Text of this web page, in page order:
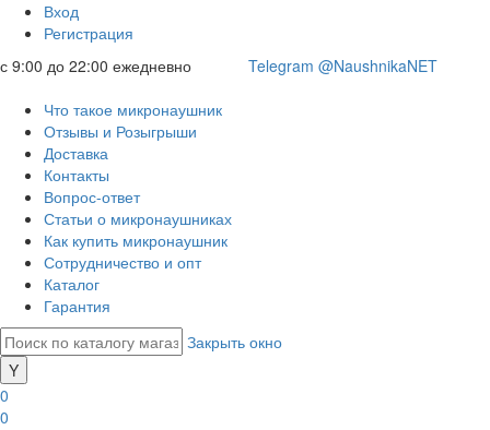
Вход
Регистрация
с 9:00 до 22:00 ежедневно
Telegram @NaushnikaNET
Что такое микронаушник
Отзывы и Розыгрыши
Доставка
Контакты
Вопрос-ответ
Статьи о микронаушниках
Как купить микронаушник
Сотрудничество и опт
Каталог
Гарантия
Закрыть окно
0
0